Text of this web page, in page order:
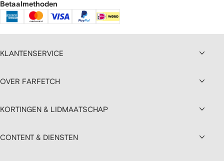
Betaalmethoden
KLANTENSERVICE
OVER FARFETCH
KORTINGEN & LIDMAATSCHAP
CONTENT & DIENSTEN